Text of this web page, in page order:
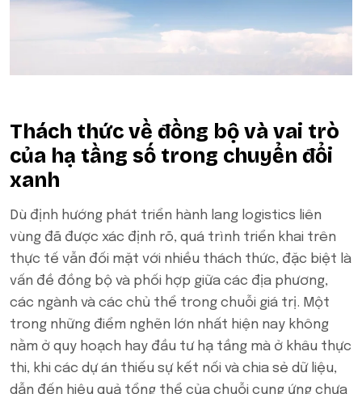
Thách thức về đồng bộ và vai trò
của hạ tầng số trong chuyển đổi
xanh
Dù định hướng phát triển hành lang logistics liên
vùng đã được xác định rõ, quá trình triển khai trên
thực tế vẫn đối mặt với nhiều thách thức, đặc biệt là
vấn đề đồng bộ và phối hợp giữa các địa phương,
các ngành và các chủ thể trong chuỗi giá trị. Một
trong những điểm nghẽn lớn nhất hiện nay không
nằm ở quy hoạch hay đầu tư hạ tầng mà ở khâu thực
thi, khi các dự án thiếu sự kết nối và chia sẻ dữ liệu,
dẫn đến hiệu quả tổng thể của chuỗi cung ứng chưa